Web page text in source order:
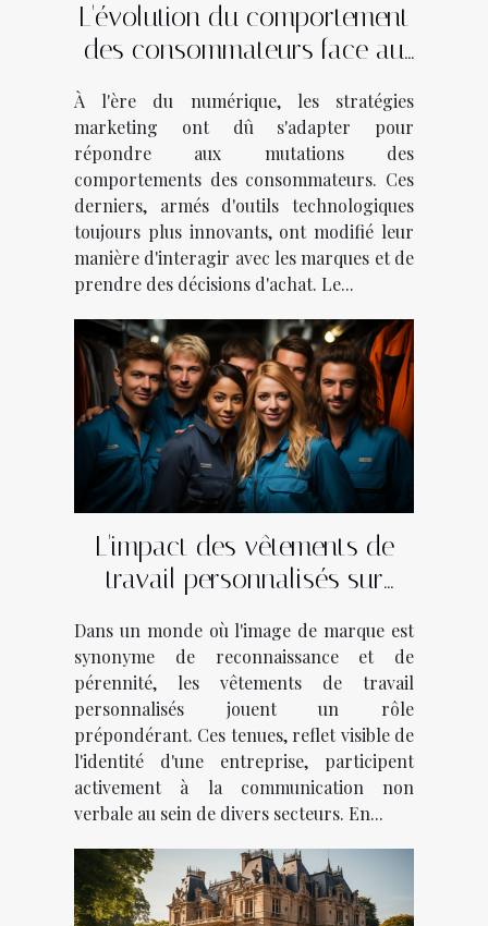
L'évolution du comportement
des consommateurs face au
À l'ère du numérique, les stratégies
marketing ont dû s'adapter pour
répondre aux mutations des
comportements des consommateurs. Ces
derniers, armés d'outils technologiques
toujours plus innovants, ont modifié leur
manière d'interagir avec les marques et de
prendre des décisions d'achat. Le...
L'impact des vêtements de
travail personnalisés sur
divers secteurs d'activité
Dans un monde où l'image de marque est
synonyme de reconnaissance et de
pérennité, les vêtements de travail
personnalisés jouent un rôle
prépondérant. Ces tenues, reflet visible de
l'identité d'une entreprise, participent
activement à la communication non
verbale au sein de divers secteurs. En...